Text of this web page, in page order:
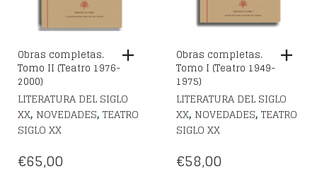
Obras completas.
Tomo II (Teatro 1976-
2000)
LITERATURA DEL SIGLO
XX, NOVEDADES, TEATRO
SIGLO XX
€65,00
Obras completas.
Tomo I (Teatro 1949-
1975)
LITERATURA DEL SIGLO
XX, NOVEDADES, TEATRO
SIGLO XX
€58,00